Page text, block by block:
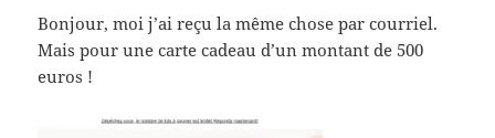
Bonjour, moi j’ai reçu la même chose par courriel.
Mais pour une carte cadeau d’un montant de 500
euros !